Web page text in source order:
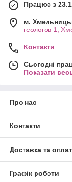
Працює з
м.
геологов 1,
Контакти
Сьогодні
Показати
Про нас
Контакти
Доставка та
Графік роботи